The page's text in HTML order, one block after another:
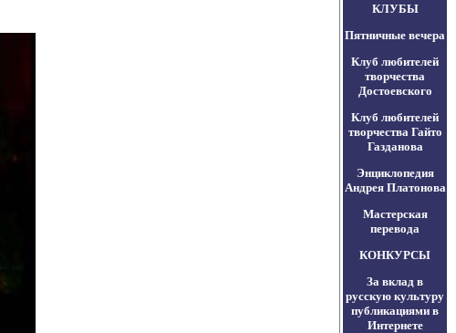
КЛУБЫ
Пятничные вечера
Клуб любителей
творчества
Достоевского
Клуб любителей
творчества Гайто
Газданова
Энциклопедия
Андрея Платонова
Мастерская
перевода
КОНКУРСЫ
За вклад в
русскую культуру
публикациями в
Интернете